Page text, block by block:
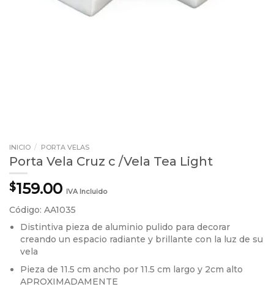
INICIO / PORTA VELAS
Porta Vela Cruz c /Vela Tea Light
$159.00 IVA Incluido
Código: AA1035
Distintiva pieza de aluminio pulido para decorar
creando un espacio radiante y brillante con la luz de su
vela
Pieza de 11.5 cm ancho por 11.5 cm largo y 2cm alto
APROXIMADAMENTE